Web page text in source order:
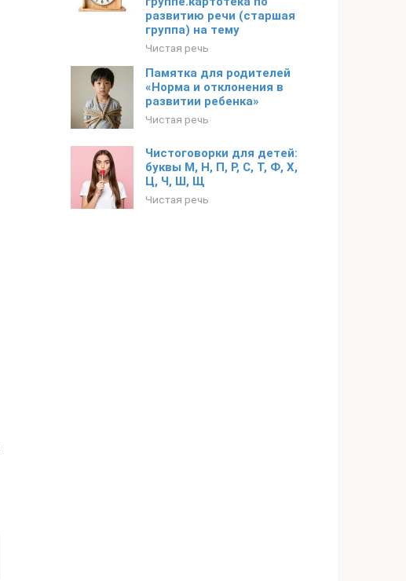
развитию речи (старшая
группа) на тему
Чистая речь
Памятка для родителей
«Норма и отклонения в
развитии ребенка»
Чистая речь
Чистоговорки для детей:
буквы М, Н, П, Р, С, Т, Ф, Х,
Ц, Ч, Ш, Щ
Чистая речь